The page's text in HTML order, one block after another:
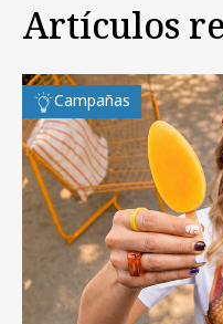
Artículos
Campañas